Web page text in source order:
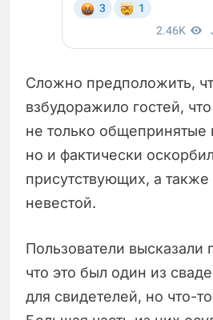
Сложно предположить,
взбудоражило гостей,
не только
но и фактически
присутствующих, а
невестой.
Пользователи
что это был один из
для свидетелей, но что-